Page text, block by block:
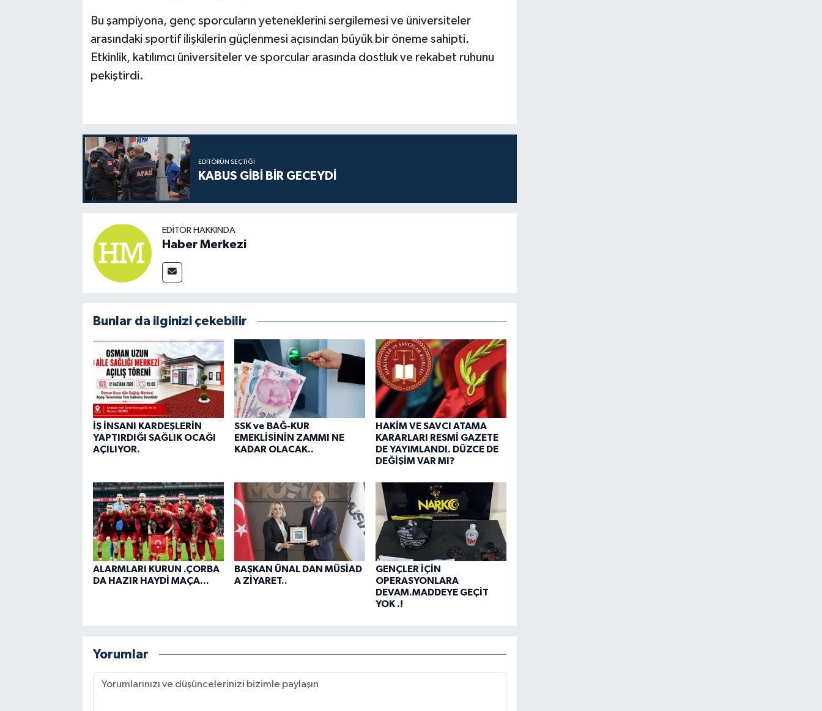
Bu şampiyona, genç sporcuların yeteneklerini sergilemesi ve üniversiteler
arasındaki sportif ilişkilerin güçlenmesi açısından büyük bir öneme sahipti.
Etkinlik, katılımcı üniversiteler ve sporcular arasında dostluk ve rekabet ruhunu
pekiştirdi.
EDITÖRÜN SEÇTIĞI
KABUS GİBİ BİR GECEYDİ
EDITÖR HAKKINDA
Haber Merkezi
Bunlar da ilginizi çekebilir
İŞ İNSANI KARDEŞLERİN
YAPTIRDIĞI SAĞLIK OCAĞI
AÇILIYOR.
SSK ve BAĞ-KUR
EMEKLİSİNİN ZAMMI NE
KADAR OLACAK..
HAKİM VE SAVCI ATAMA
KARARLARI RESMİ GAZETE
DE YAYIMLANDI. DÜZCE DE
DEĞİŞİM VAR MI?
ALARMLARI KURUN .ÇORBA
DA HAZIR HAYDİ MAÇA...
BAŞKAN ÜNAL DAN MÜSİAD
A ZİYARET..
GENÇLER İÇİN
OPERASYONLARA
DEVAM.MADDEYE GEÇİT
YOK .!
Yorumlar